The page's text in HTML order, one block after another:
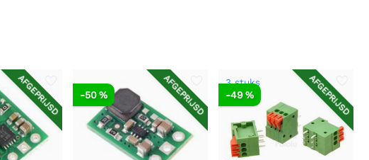
AFGEPRIJSD AFGEPRIJSD
-50 % AFGEPRIJSD
3 stuks
-49 %